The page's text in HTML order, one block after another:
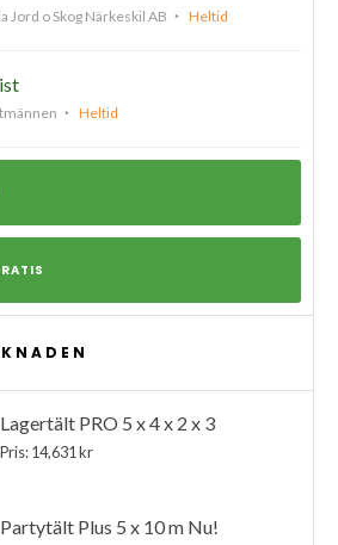
Jord o Skog Närkeskil AB Heltid
Heltid
Lagertält PRO 5 x 4 x 2 x 3
Pris: 14,631 kr
Partytält Plus 5 x 10 m Nu!